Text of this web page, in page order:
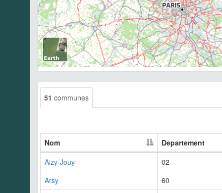
51 communes
Nom
Departement
Aizy-Jouy
02
Arsy
60